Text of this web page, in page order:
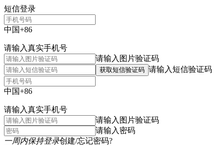
短信登录
中国+86
请输入真实手机号
请输入图片验证码
获取短信验证码 请输入短信验证码
中国+86
请输入真实手机号
请输入图片验证码
请输入密码
一周内保持登录创建/忘记密码?